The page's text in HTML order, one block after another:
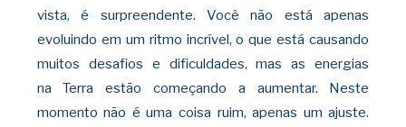
vista, é surpreendente. Você não está apenas
evoluindo em um ritmo incrível, o que está causando
muitos desafios e dificuldades, mas as energias
na Terra estão começando a aumentar. Neste
momento não é uma coisa ruim, apenas um ajuste.